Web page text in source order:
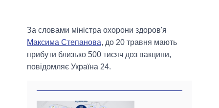
За словами міністра охорони здоров'я
Максима Степанова, до 20 травня мають
прибути близько 500 тисяч доз вакцини,
повідомляє Україна 24.